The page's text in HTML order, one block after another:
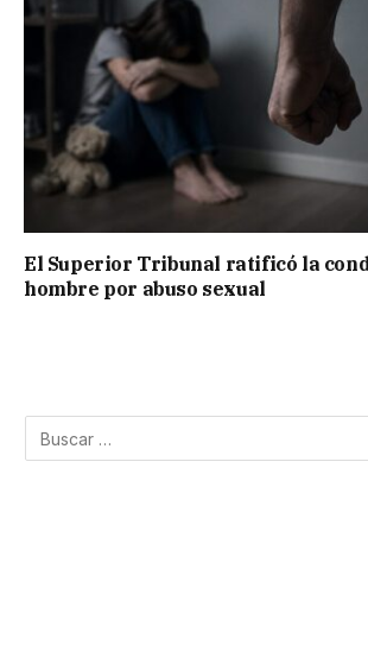
El Superior Tribunal ratificó la
hombre por abuso sexual